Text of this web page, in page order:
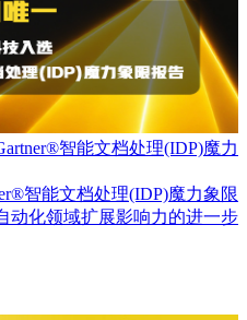
智能文档处理(IDP)魔力
智能文档处理(IDP)魔力象限
动化领域扩展影响力的进一步